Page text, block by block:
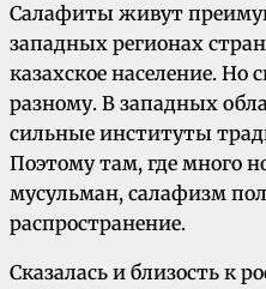
Салафиты живут
западных регионах
казахское население. Но
разному. В западных
сильные институты
Поэтому там, где много
мусульман, салафизм
распространение.
Сказалась и близость к